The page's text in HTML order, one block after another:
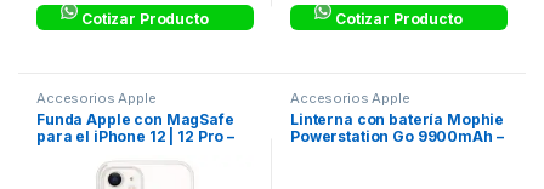
Cotizar Producto Cotizar Producto
Accesorios Apple
Funda Apple con MagSafe
para el iPhone 12 | 12 Pro –
Accesorios Apple
Linterna con batería Mophie
Powerstation Go 9900mAh –